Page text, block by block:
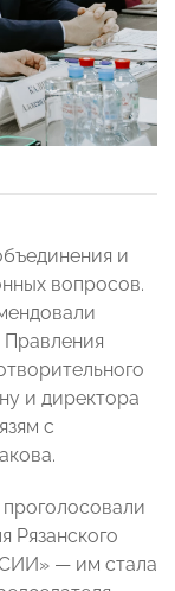
и
вопросов.
и директора
с
Рязанского
— им стала